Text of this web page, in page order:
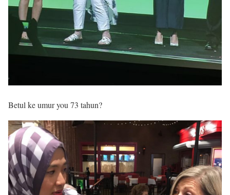
Betul ke umur you 73 tahun?